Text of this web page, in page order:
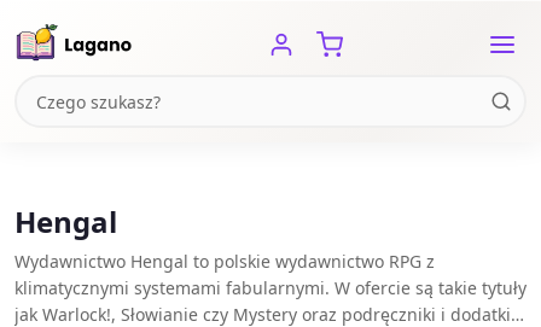
Hengal
Wydawnictwo Hengal to polskie wydawnictwo RPG z
klimatycznymi systemami fabularnymi. W ofercie są takie tytuły
jak Warlock!, Słowianie czy Mystery oraz podręczniki i dodatki